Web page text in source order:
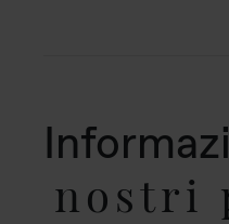
nostri